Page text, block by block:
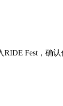
Fest，确